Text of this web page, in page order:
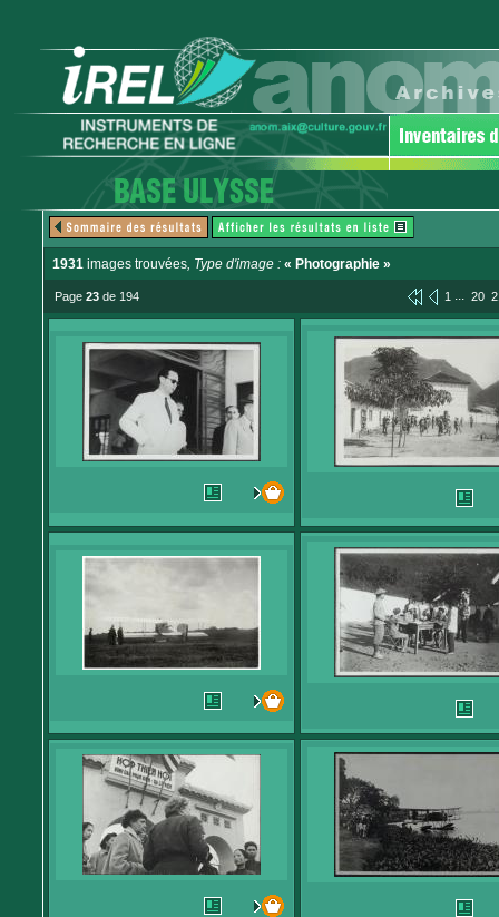
1931 images trouvées, Type d'image : « Photographie »
Page 23 de 194 1 ... 20